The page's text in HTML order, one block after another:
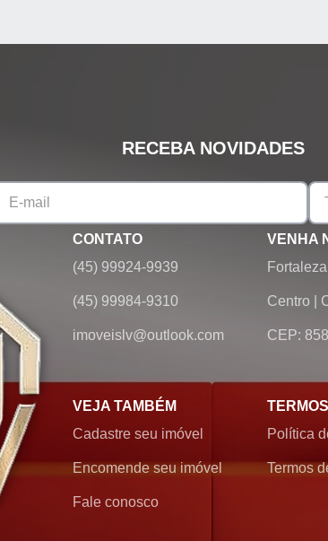
RECEBA NOVIDADES
CONTATO
(45) 99924-9939
(45) 99984-9310
imoveislv@outlook.com
VENHA
Centro
CEP:
VEJA TAMBÉM
Cadastre seu imóvel
Encomende seu imóvel
Fale conosco
Política
Termos